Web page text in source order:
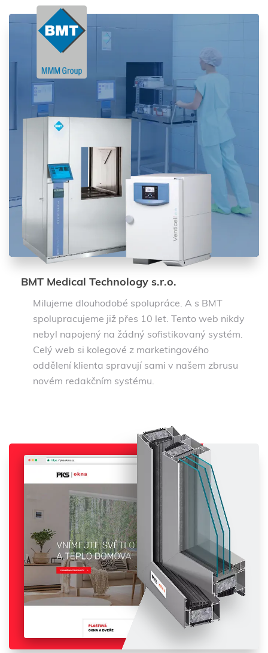
BMT Medical Technology s.r.o.
Milujeme dlouhodobé spolupráce. A s BMT
spolupracujeme již přes 10 let. Tento web nikdy
nebyl napojený na žádný sofistikovaný systém.
Celý web si kolegové z marketingového
oddělení klienta spravují sami v našem zbrusu
novém redakčním systému.